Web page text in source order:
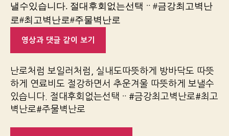
낼수있습니다. 절대후회없는선택ᆢ#금강최고벽난
로#최고벽난로#주물벽난로
영상과 댓글 같이 보기
난로처럼 보일러처럼, 실내도따뜻하게 방바닥도 따뜻
하게 연료비도 절강하면서 추운겨울 따뜻하게 보낼수
있습니다. 절대후회없는선택ᆢ#금강최고벽난로#최고
벽난로#주물벽난로